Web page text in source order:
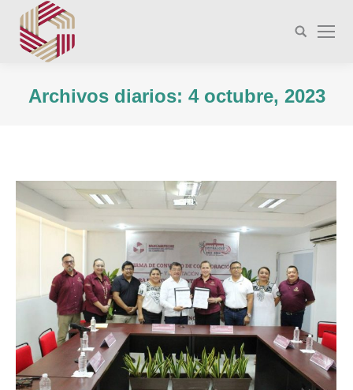
Buscar:
Archivos diarios: 4 octubre, 2023